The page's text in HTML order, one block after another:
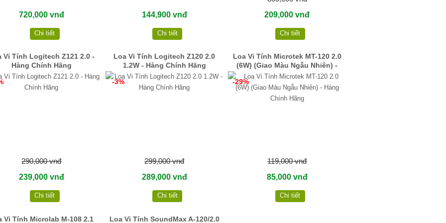
720,000 vnđ
Chi tiết
144,900 vnđ
Chi tiết
209,000 vnđ
Chi tiết
Vi Tính Logitech Z121 2.0 -
Hàng Chính Hãng
290,000 vnđ
239,000 vnđ
Chi tiết
Loa Vi Tính Logitech Z120 2.0
1.2W - Hàng Chính Hãng
-3%
299,000 vnđ
289,000 vnđ
Chi tiết
Loa Vi Tính Microtek MT-120 2.0
(6W) (Giao Màu Ngẫu Nhiên) -
Hàng Chính Hãng
-29%
119,000 vnđ
85,000 vnđ
Chi tiết
Vi Tính Microlab M-108 2.1 Loa Vi Tính SoundMax A-120/2.0